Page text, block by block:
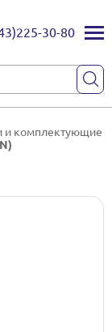
30-80
и комплектующие